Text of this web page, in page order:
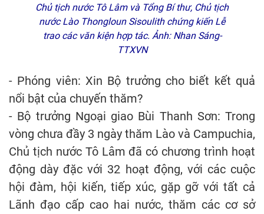
Chủ tịch nước Tô Lâm và Tổng Bí thư, Chủ tịch
nước Lào Thongloun Sisoulith chứng kiến Lễ
trao các văn kiện hợp tác. Ảnh: Nhan Sáng-
TTXVN
- Phóng viên: Xin Bộ trưởng cho biết kết quả
nổi bật của chuyến thăm?
- Bộ trưởng Ngoại giao Bùi Thanh Sơn: Trong
vòng chưa đầy 3 ngày thăm Lào và Campuchia,
Chủ tịch nước Tô Lâm đã có chương trình hoạt
động dày đặc với 32 hoạt động, với các cuộc
hội đàm, hội kiến, tiếp xúc, gặp gỡ với tất cả
Lãnh đạo cấp cao hai nước, thăm các cơ sở